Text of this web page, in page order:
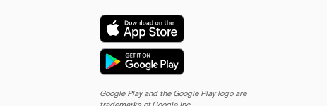
Google Play and the Google Play logo are